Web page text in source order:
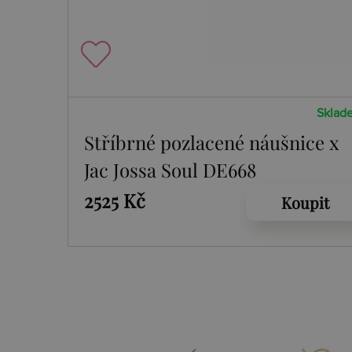
Stříbrné pozlacené náušnice x
Jac Jossa Soul DE668
2525 Kč
Koupit